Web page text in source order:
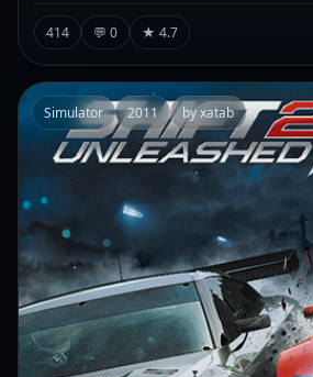
414 💬 0 ★ 4.7
Simulator 2011 by xatab